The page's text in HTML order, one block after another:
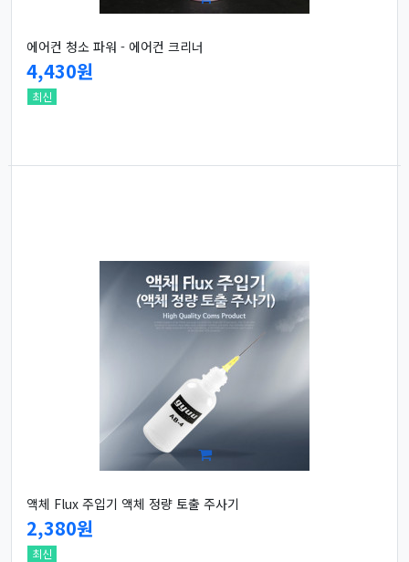
에어컨 청소 파워 - 에어컨 크리너
4,430원
최신
액체 Flux 주입기 액체 정량 토출 주사기
2,380원
최신